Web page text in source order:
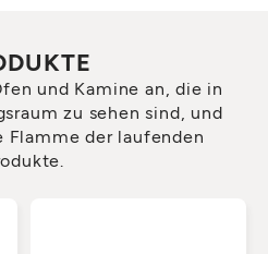
und Kamine an, die in
zu sehen sind, und
Flamme der laufenden